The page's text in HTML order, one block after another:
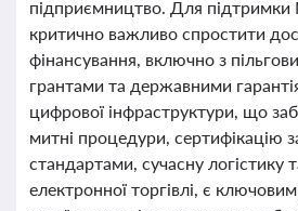
підприємництво. Для
критично важливо спростити
фінансування, включно з
грантами та державними
цифрової інфраструктури, що
митні процедури, сертифікацію
стандартами, сучасну логістику
електронної торгівлі, є ключовим